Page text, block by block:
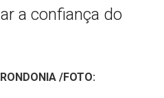
a confiança do
/FOTO: